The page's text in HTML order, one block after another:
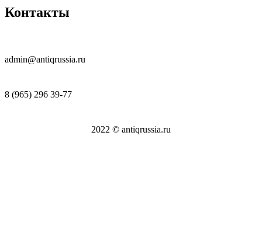
Контакты
admin@antiqrussia.ru
8 (965) 296 39-77
2022 © antiqrussia.ru